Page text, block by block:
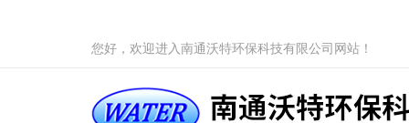
您好，欢迎进入南通沃特环保科技有限公司网站！